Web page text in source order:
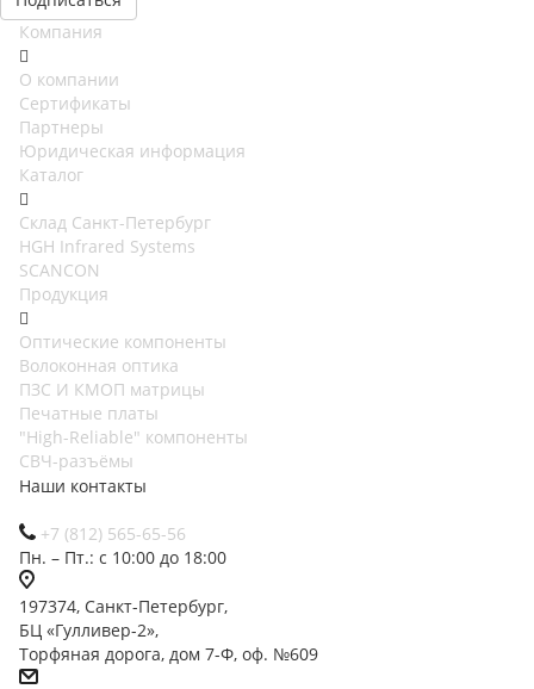
Компания
О компании
Сертификаты
Партнеры
Юридическая информация
Каталог
Cклад Санкт-Петербург
HGH Infrared Systems
SCANCON
Продукция
Оптические компоненты
Волоконная оптика
ПЗС И КМОП матрицы
Печатные платы
"High-Reliable" компоненты
СВЧ-разъёмы
Наши контакты
+7 (812) 565-65-56
Пн. – Пт.: с 10:00 до 18:00
197374, Санкт-Петербург,
БЦ «Гулливер-2»,
Торфяная дорога, дом 7-Ф, оф. №609